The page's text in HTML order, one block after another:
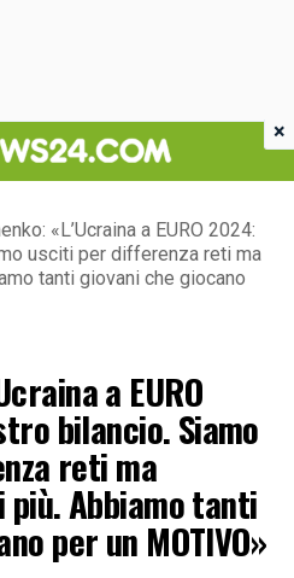
«L’Ucraina a EURO 2024:
usciti per differenza reti ma
tanti giovani che giocano
a EURO
bilancio. Siamo
reti ma
Abbiamo tanti
per un MOTIVO»
×